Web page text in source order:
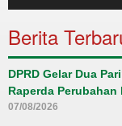
Berita
DPRD Gelar Dua
Raperda
07/08/2026